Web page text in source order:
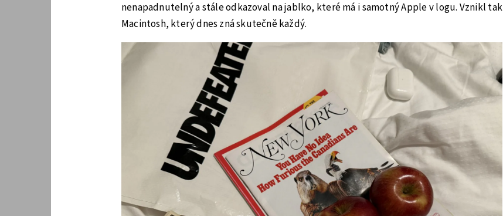
nenapadnutelný a stále odkazoval na jablko, které má i samotný Apple v logu. Vznikl tak
Macintosh, který dnes zná skutečně každý.